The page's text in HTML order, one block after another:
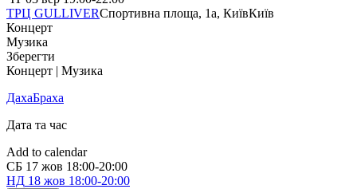
ТРЦ GULLIVERСпортивна площа, 1a, КиївКиїв
Концерт
Музика
Зберегти
Концерт | Музика
ДахаБраха
Дата та час
Add to calendar
СБ 17 жов 18:00-20:00
НД 18 жов 18:00-20:00